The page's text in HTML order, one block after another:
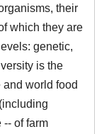
their
which they are
genetic,
is the
world food
of farm